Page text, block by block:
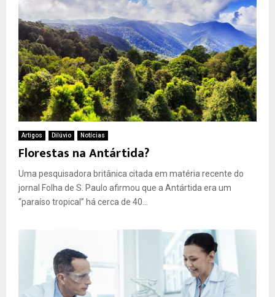
Artigos Dilúvio Notícias
Florestas na Antártida?
Uma pesquisadora britânica citada em matéria recente do
jornal Folha de S. Paulo afirmou que a Antártida era um
“paraíso tropical” há cerca de 40...